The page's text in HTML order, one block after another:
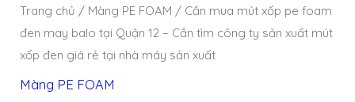
Trang chủ / Màng PE FOAM / Cần mua mút xốp pe foam
đen may balo tại Quận 12 – Cần tìm công ty sản xuất mút
xốp đen giá rẻ tại nhà máy sản xuất
Màng PE FOAM